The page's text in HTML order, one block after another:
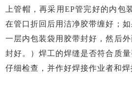
上管帽，再采用 EP管完好的内包
在管口折回后用洁净胶带缠好；
一层内包装袋用胶带封好，然后
封好。）焊工的焊缝是否符合质
仔细检查，并作好焊接作业者和焊